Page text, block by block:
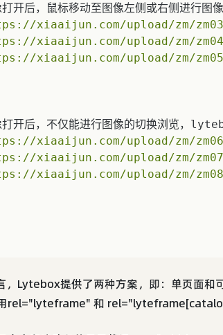
打开后，鼠标移动至图像左侧或右侧进
xiaaijun.com/upload/zm/
xiaaijun.com/upload/zm/
xiaaijun.com/upload/zm/
打开后，不仅能进行图像的切换浏览
xiaaijun.com/upload/zm/
xiaaijun.com/upload/zm/
xiaaijun.com/upload/zm/
，Lytebox提供了两种方案，即：单页面和
rel="lyteframe" 和